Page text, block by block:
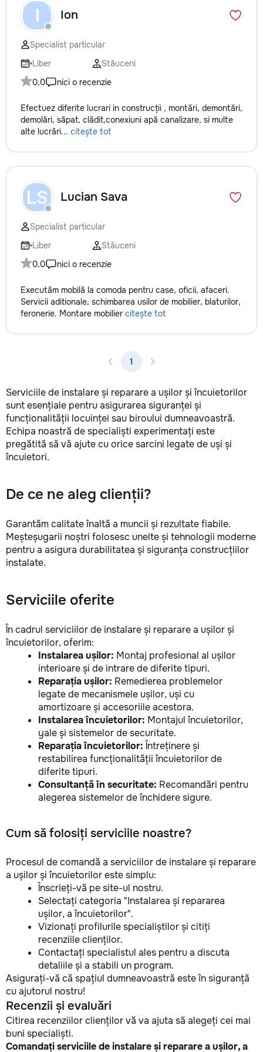
не включается? Не спешите
покупать новую! Спасем ваш
бюджет.
Бесплатный
I Ion
Specialist particular
Liber
Stăuceni
0,0
nici o recenzie
Efectuez diferite lucrari in construcții , montări, demontări,
demolări, săpat, clădit,conexiuni apă canalizare, si multe
alte lucrări... citește tot
LS Lucian Sava
Specialist particular
Liber
Stăuceni
0,0
nici o recenzie
Executăm mobilă la comoda pentru case, oficii, afaceri.
Servicii aditionale, schimbarea usilor de mobilier, blaturilor,
feronerie. Montare mobilier citește tot
1
Serviciile de instalare și reparare a ușilor și încuietorilor
sunt esențiale pentru asigurarea siguranței și
funcționalității locuinței sau biroului dumneavoastră.
Echipa noastră de specialiști experimentați este
pregătită să vă ajute cu orice sarcini legate de uși și
încuietori.
De ce ne aleg clienții?
Garantăm calitate înaltă a muncii și rezultate fiabile.
Meșteșugarii noștri folosesc unelte și tehnologii moderne
pentru a asigura durabilitatea și siguranța construcțiilor
instalate.
Serviciile oferite
În cadrul serviciilor de instalare și reparare a ușilor și
încuietorilor, oferim:
Instalarea ușilor: Montaj profesional al ușilor
interioare și de intrare de diferite tipuri.
Reparația ușilor: Remedierea problemelor
legate de mecanismele ușilor, uși cu
amortizoare și accesoriile acestora.
Instalarea încuietorilor: Montajul încuietorilor,
yale și sistemelor de securitate.
Reparația încuietorilor: Întreținere și
restabilirea funcționalității încuietorilor de
diferite tipuri.
Consultanță în securitate: Recomandări pentru
alegerea sistemelor de închidere sigure.
Cum să folosiți serviciile noastre?
Procesul de comandă a serviciilor de instalare și reparare
a ușilor și încuietorilor este simplu:
Înscrieți-vă pe site-ul nostru.
Selectați categoria "Instalarea și repararea
ușilor, a încuietorilor".
Vizionați profilurile specialiștilor și citiți
recenziile clienților.
Contactați specialistul ales pentru a discuta
detaliile și a stabili un program.
Asigurați-vă că spațiul dumneavoastră este în siguranță
cu ajutorul nostru!
Recenzii și evaluări
Citirea recenziilor clienților vă va ajuta să alegeți cei mai
buni specialiști.
Comandați serviciile de instalare și reparare a ușilor, a